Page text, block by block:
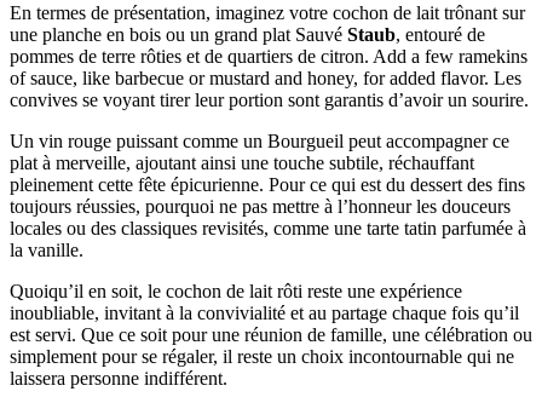
En termes de présentation, imaginez votre cochon de lait trônant sur
une planche en bois ou un grand plat Sauvé Staub, entouré de
pommes de terre rôties et de quartiers de citron. Add a few ramekins
of sauce, like barbecue or mustard and honey, for added flavor. Les
convives se voyant tirer leur portion sont garantis d’avoir un sourire.
Un vin rouge puissant comme un Bourgueil peut accompagner ce
plat à merveille, ajoutant ainsi une touche subtile, réchauffant
pleinement cette fête épicurienne. Pour ce qui est du dessert des fins
toujours réussies, pourquoi ne pas mettre à l’honneur les douceurs
locales ou des classiques revisités, comme une tarte tatin parfumée à
la vanille.
Quoiqu’il en soit, le cochon de lait rôti reste une expérience
inoubliable, invitant à la convivialité et au partage chaque fois qu’il
est servi. Que ce soit pour une réunion de famille, une célébration ou
simplement pour se régaler, il reste un choix incontournable qui ne
laissera personne indifférent.